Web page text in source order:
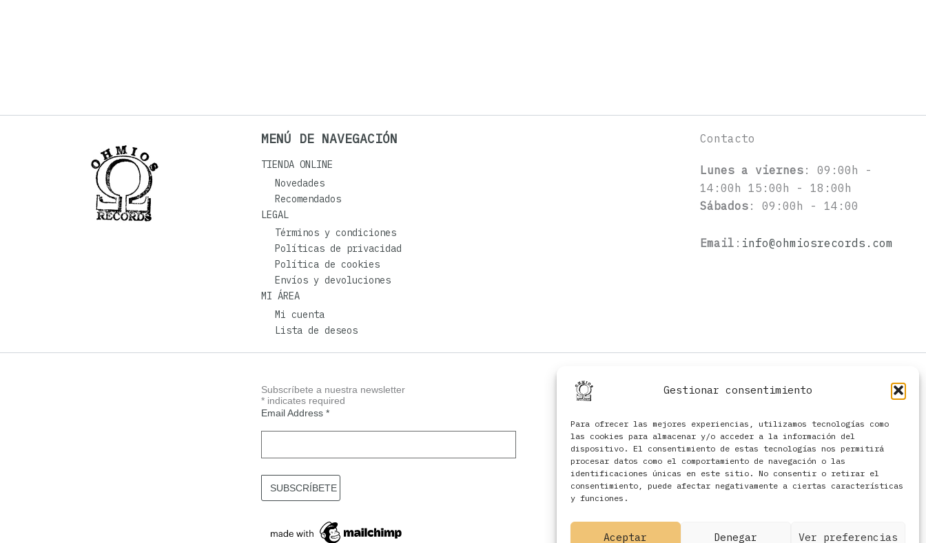
Gestionar consentimiento
Para ofrecer las mejores experiencias, utilizamos tecnologías como
las cookies para almacenar y/o acceder a la información del
dispositivo. El consentimiento de estas tecnologías nos permitirá
procesar datos como el comportamiento de navegación o las
identificaciones únicas en este sitio. No consentir o retirar el
consentimiento, puede afectar negativamente a ciertas características
y funciones.
Aceptar Denegar Ver preferencias
MENÚ DE NAVEGACIÓN
TIENDA ONLINE
Novedades
Recomendados
LEGAL
Términos y condiciones
Políticas de privacidad
Política de cookies
Envíos y devoluciones
MI ÁREA
Mi cuenta
Lista de deseos
Contacto
Lunes a viernes: 09:00h -
14:00h 15:00h - 18:00h
Sábados: 09:00h - 14:00
Email : info@ohmiosrecords.com
Subscríbete a nuestra newsletter
*indicates required
Email Address *